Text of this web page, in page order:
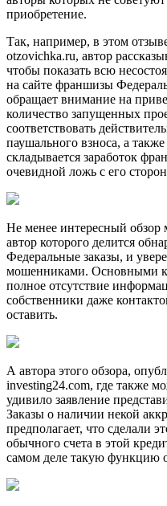
приобретение.
Так, например, в этом
otzovichka.ru, автор
чтобы показать всю
на сайте франшизы
обращает внимание на
количество запущенных
соответствовать
паушального взноса, а
складывается заработок
очевидной ложь с его
Не менее интересный
автор которого делится
Федеральные заказы, и
мошенниками. Основными
полное отсутствие
собственники даже
оставить.
А автора этого обзора,
investing24.com, где также
удивило заявление
Заказы о наличии некой
предполагает, что сделали
обычного счета в этой
самом деле такую функцию